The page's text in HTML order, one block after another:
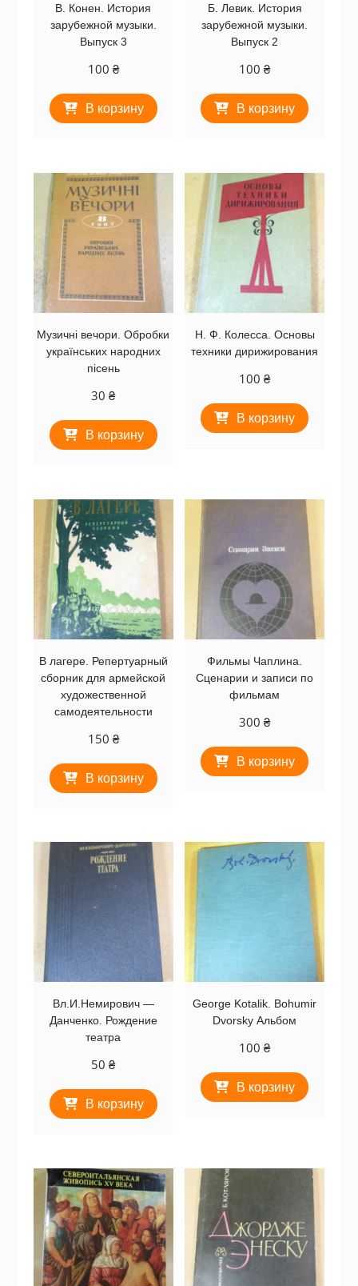
В. Конен. История
зарубежной музыки.
Выпуск 3
100 ₴
В корзину
Б. Левик. История
зарубежной музыки.
Выпуск 2
100₴
В корзину
Музичні вечори. Обробки
українських народних
пісень
30₴
В корзину
Н. Ф. Колесса. Основы
техники дирижирования
100₴
В корзину
В лагере. Репертуарный
сборник для армейской
художественной
самодеятельности
150 ₴
В корзину
Фильмы Чаплина.
Сценарии и записи по
фильмам
300₴
В корзину
Вл.И.Немирович —
Данченко. Рождение
театра
50₴
В корзину
George Kotalik. Bohumir
Dvorsky Альбом
100₴
В корзину